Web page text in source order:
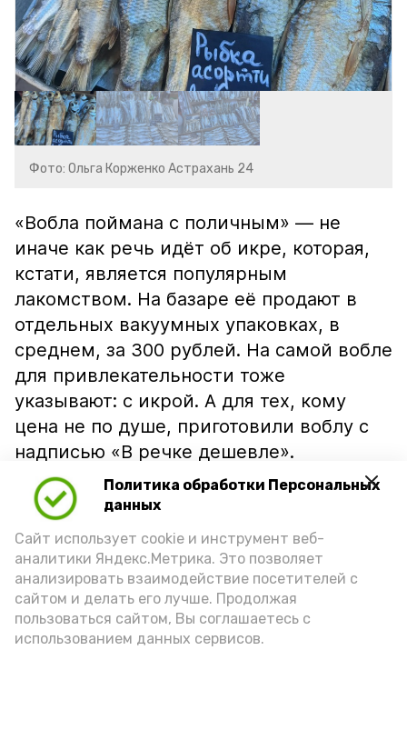
Политика обработки Персональных
данных
Сайт использует cookie и инструмент веб-
аналитики Яндекс.Метрика. Это позволяет
анализировать взаимодействие посетителей с
сайтом и делать его лучше. Продолжая
пользоваться сайтом, Вы соглашаетесь с
использованием данных сервисов.
Фото: Ольга Корженко Астрахань 24
«Вобла поймана с поличным» — не
иначе как речь идёт об икре, которая,
кстати, является популярным
лакомством. На базаре её продают в
отдельных вакуумных упаковках, в
среднем, за 300 рублей. На самой вобле
для привлекательности тоже
указывают: с икрой. А для тех, кому
цена не по душе, приготовили воблу с
надписью «В речке дешевле».